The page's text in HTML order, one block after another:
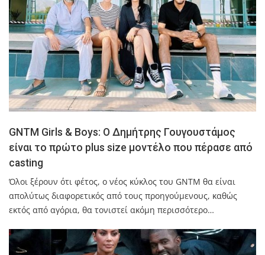
GNTM Girls & Boys: Ο Δημήτρης Γουγουστάμος
είναι το πρώτο plus size μοντέλο που πέρασε από
casting
Όλοι ξέρουν ότι φέτος, ο νέος κύκλος του GNTM θα είναι
απολύτως διαφορετικός από τους προηγούμενους, καθώς
εκτός από αγόρια, θα τονιστεί ακόμη περισσότερο…